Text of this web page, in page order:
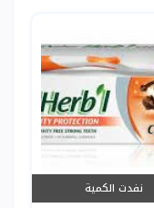
نفدت الكمية